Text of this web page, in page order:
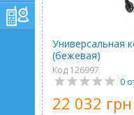
Универсальная
(бежевая)
Код 126997
0
22 032 грн